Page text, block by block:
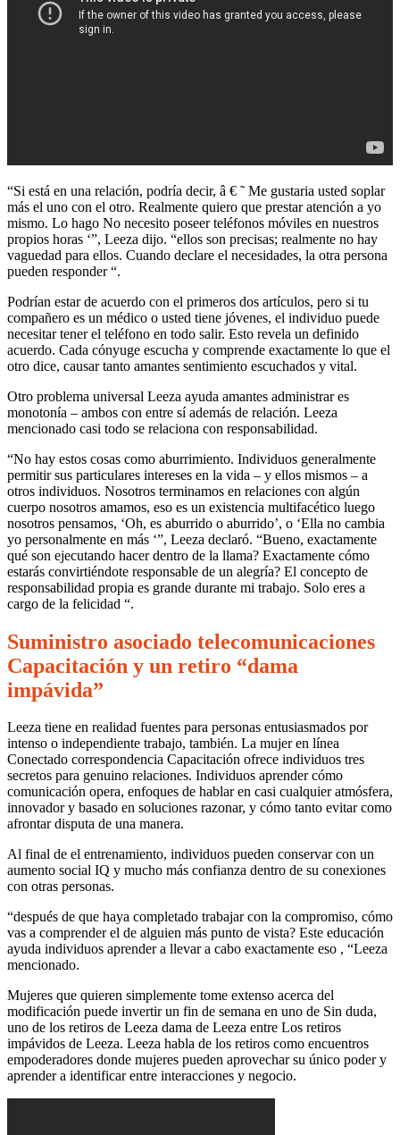
“Si está en una relación, podría decir, â € ˜ Me gustaria usted soplar
más el uno con el otro. Realmente quiero que prestar atención a yo
mismo. Lo hago No necesito poseer teléfonos móviles en nuestros
propios horas ‘”, Leeza dijo. “ellos son precisas; realmente no hay
vaguedad para ellos. Cuando declare el necesidades, la otra persona
pueden responder “.
Podrían estar de acuerdo con el primeros dos artículos, pero si tu
compañero es un médico o usted tiene jóvenes, el individuo puede
necesitar tener el teléfono en todo salir. Esto revela un definido
acuerdo. Cada cónyuge escucha y comprende exactamente lo que el
otro dice, causar tanto amantes sentimiento escuchados y vital.
Otro problema universal Leeza ayuda amantes administrar es
monotonía – ambos con entre sí además de relación. Leeza
mencionado casi todo se relaciona con responsabilidad.
“No hay estos cosas como aburrimiento. Individuos generalmente
permitir sus particulares intereses en la vida – y ellos mismos – a
otros individuos. Nosotros terminamos en relaciones con algún
cuerpo nosotros amamos, eso es un existencia multifacético luego
nosotros pensamos, ‘Oh, es aburrido o aburrido’, o ‘Ella no cambia
yo personalmente en más ‘”, Leeza declaró. “Bueno, exactamente
qué son ejecutando hacer dentro de la llama? Exactamente cómo
estarás convirtiéndote responsable de un alegría? El concepto de
responsabilidad propia es grande durante mi trabajo. Solo eres a
cargo de la felicidad “.
Suministro asociado telecomunicaciones
Capacitación y un retiro “dama
impávida”
Leeza tiene en realidad fuentes para personas entusiasmados por
intenso o independiente trabajo, también. La mujer en línea
Conectado correspondencia Capacitación ofrece individuos tres
secretos para genuino relaciones. Individuos aprender cómo
comunicación opera, enfoques de hablar en casi cualquier atmósfera,
innovador y basado en soluciones razonar, y cómo tanto evitar como
afrontar disputa de una manera.
Al final de el entrenamiento, individuos pueden conservar con un
aumento social IQ y mucho más confianza dentro de su conexiones
con otras personas.
“después de que haya completado trabajar con la compromiso, cómo
vas a comprender el de alguien más punto de vista? Este educación
ayuda individuos aprender a llevar a cabo exactamente eso , “Leeza
mencionado.
Mujeres que quieren simplemente tome extenso acerca del
modificación puede invertir un fin de semana en uno de Sin duda,
uno de los retiros de Leeza dama de Leeza entre Los retiros
impávidos de Leeza. Leeza habla de los retiros como encuentros
empoderadores donde mujeres pueden aprovechar su único poder y
aprender a identificar entre interacciones y negocio.